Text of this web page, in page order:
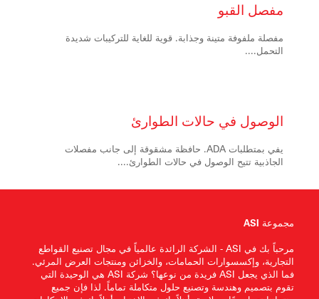
مفصل القبو
مفصلة ملفوفة متينة وجذابة. قوية للغاية للتركيبات شديدة
التحمل....
الوصول في حالات الطوارئ
يفي بمتطلبات ADA. حافظة مشقوقة إلى جانب مفصلات
الجاذبية تتيح الوصول في حالات الطوارئ....
مجموعة ASI
مرحباً بك في ASI - الشركة الرائدة عالمياً في مجال تصنيع القواطع
التجارية، وإكسسوارات الحمامات، والخزائن ومنتجات العرض المرئي.
فما الذي يجعل ASI فريدة من نوعها؟ شركة ASI هي الوحيدة التي
تقوم بتصميم وهندسة وتصنيع حلول متكاملة تماماً. لذا فإن جميع